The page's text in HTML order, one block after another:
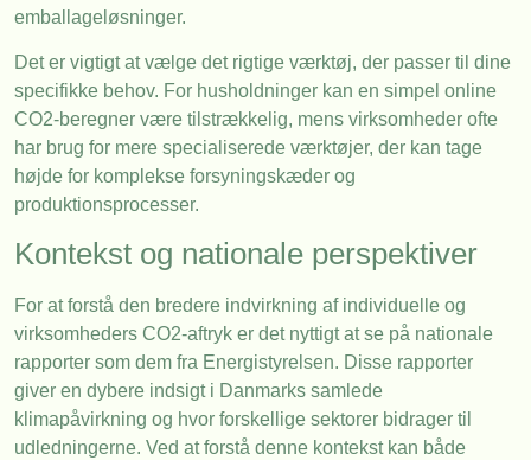
emballageløsninger.
Det er vigtigt at vælge det rigtige værktøj, der passer til dine
specifikke behov. For husholdninger kan en simpel online
CO2-beregner være tilstrækkelig, mens virksomheder ofte
har brug for mere specialiserede værktøjer, der kan tage
højde for komplekse forsyningskæder og
produktionsprocesser.
Kontekst og nationale perspektiver
For at forstå den bredere indvirkning af individuelle og
virksomheders CO2-aftryk er det nyttigt at se på nationale
rapporter som dem fra Energistyrelsen. Disse rapporter
giver en dybere indsigt i Danmarks samlede
klimapåvirkning og hvor forskellige sektorer bidrager til
udledningerne. Ved at forstå denne kontekst kan både